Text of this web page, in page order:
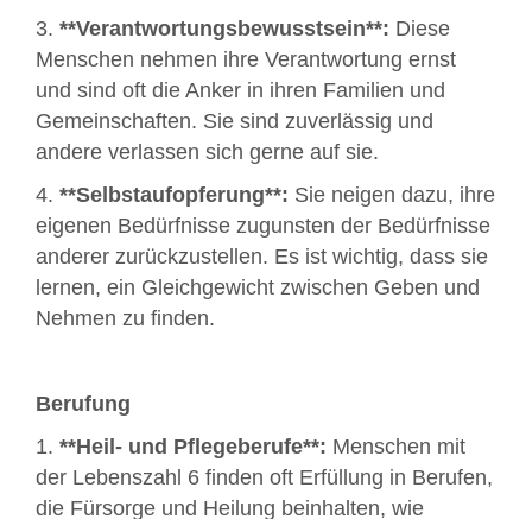
3. **Verantwortungsbewusstsein**: Diese
Menschen nehmen ihre Verantwortung ernst
und sind oft die Anker in ihren Familien und
Gemeinschaften. Sie sind zuverlässig und
andere verlassen sich gerne auf sie.
4. **Selbstaufopferung**: Sie neigen dazu, ihre
eigenen Bedürfnisse zugunsten der Bedürfnisse
anderer zurückzustellen. Es ist wichtig, dass sie
lernen, ein Gleichgewicht zwischen Geben und
Nehmen zu finden.
Berufung
1. **Heil- und Pflegeberufe**: Menschen mit
der Lebenszahl 6 finden oft Erfüllung in Berufen,
die Fürsorge und Heilung beinhalten, wie